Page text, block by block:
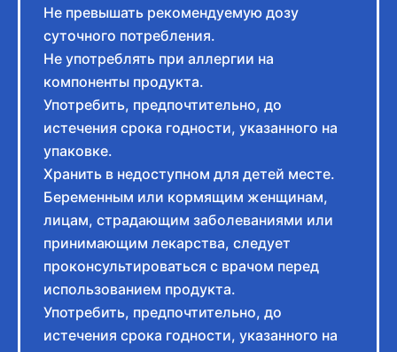
Не превышать рекомендуемую дозу
суточного потребления.
Не употреблять при аллергии на
компоненты продукта.
Употребить, предпочтительно, до
истечения срока годности, указанного на
упаковке.
Хранить в недоступном для детей месте.
Беременным или кормящим женщинам,
лицам, страдающим заболеваниями или
принимающим лекарства, следует
проконсультироваться с врачом перед
использованием продукта.
Употребить, предпочтительно, до
истечения срока годности, указанного на